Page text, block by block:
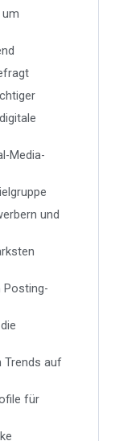
Media-
und
Posting-
Trends auf
für